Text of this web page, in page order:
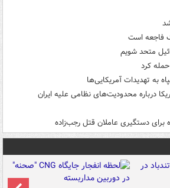
فاجعه است
متحد شویم
کرد
به تهدیدات آمریکایی‌ها
درباره محدودیت‌های نظامی علیه ایران
برای دستگیری عاملان قتل رجب‌زاده